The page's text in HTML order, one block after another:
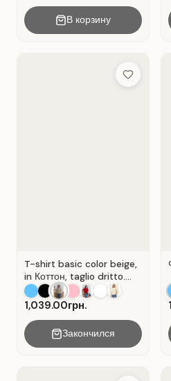
В корзину
Add to
T-shirt basic color beige,
in Коттон, taglio dritto.
Colore Beige.
1,039.00грн.
Закончился